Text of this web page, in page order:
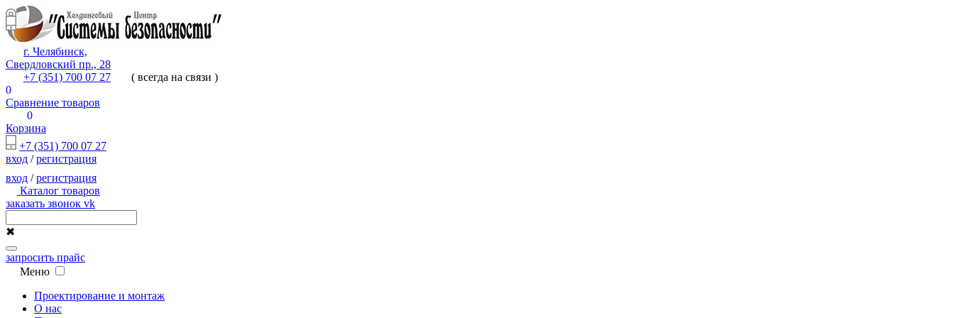
г. Челябинск,
Свердловский пр., 28
+7 (351) 700 07 27
( всегда на связи )
0
Сравнение товаров
0
Корзина
+7 (351) 700 07 27
вход /регистрация
вход /регистрация
Каталог товаров
заказать звонок vk
✖
запросить прайс
Меню
Проектирование и монтаж
О нас